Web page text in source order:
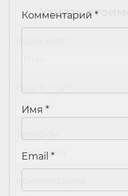
Комментарий *
Имя *
Email *
Узнать